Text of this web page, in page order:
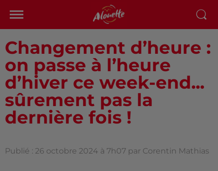
Changement d’heure :
on passe à l’heure
d’hiver ce week-end...
sûrement pas la
dernière fois !
Publié : 26 octobre 2024 à 7h07 par Corentin Mathias